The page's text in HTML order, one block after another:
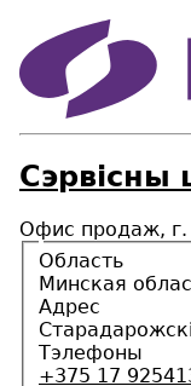
Сэрвісны
Офис продаж, г.
Область
Минская
Адрес
Тэлефоны
+375 17